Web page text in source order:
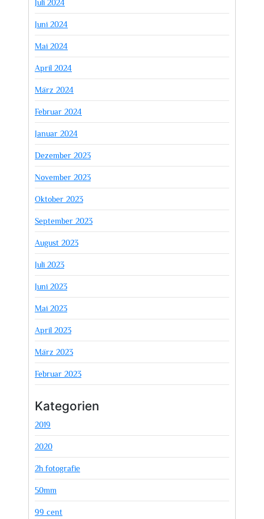
Juli 2024
Juni 2024
Mai 2024
April 2024
März 2024
Februar 2024
Januar 2024
Dezember 2023
November 2023
Oktober 2023
September 2023
August 2023
Juli 2023
Juni 2023
Mai 2023
April 2023
März 2023
Februar 2023
Kategorien
2019
2020
2h fotografie
50mm
99 cent